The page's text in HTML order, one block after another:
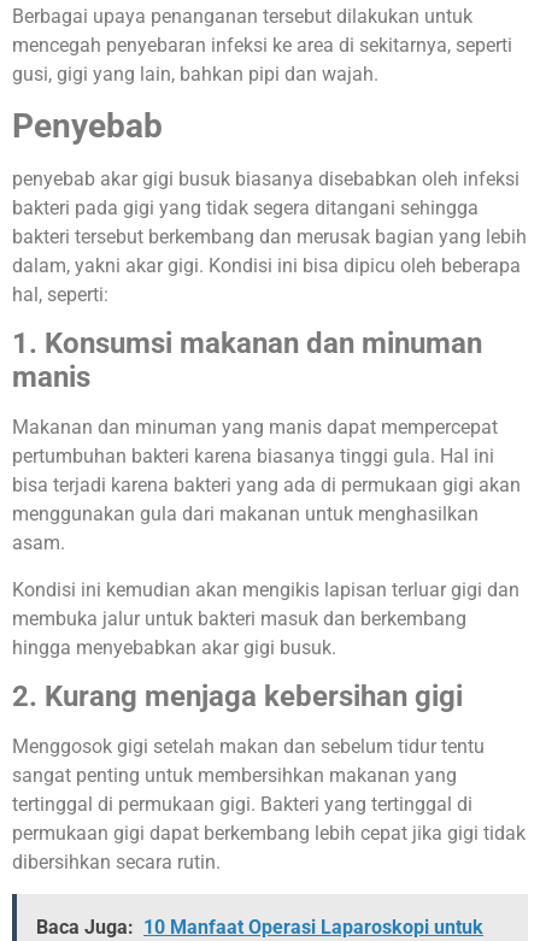
Berbagai upaya penanganan tersebut dilakukan untuk
mencegah penyebaran infeksi ke area di sekitarnya, seperti
gusi, gigi yang lain, bahkan pipi dan wajah.
Penyebab
penyebab akar gigi busuk biasanya disebabkan oleh infeksi
bakteri pada gigi yang tidak segera ditangani sehingga
bakteri tersebut berkembang dan merusak bagian yang lebih
dalam, yakni akar gigi. Kondisi ini bisa dipicu oleh beberapa
hal, seperti:
1. Konsumsi makanan dan minuman
manis
Makanan dan minuman yang manis dapat mempercepat
pertumbuhan bakteri karena biasanya tinggi gula. Hal ini
bisa terjadi karena bakteri yang ada di permukaan gigi akan
menggunakan gula dari makanan untuk menghasilkan
asam.
Kondisi ini kemudian akan mengikis lapisan terluar gigi dan
membuka jalur untuk bakteri masuk dan berkembang
hingga menyebabkan akar gigi busuk.
2. Kurang menjaga kebersihan gigi
Menggosok gigi setelah makan dan sebelum tidur tentu
sangat penting untuk membersihkan makanan yang
tertinggal di permukaan gigi. Bakteri yang tertinggal di
permukaan gigi dapat berkembang lebih cepat jika gigi tidak
dibersihkan secara rutin.
Baca Juga: 10 Manfaat Operasi Laparoskopi untuk